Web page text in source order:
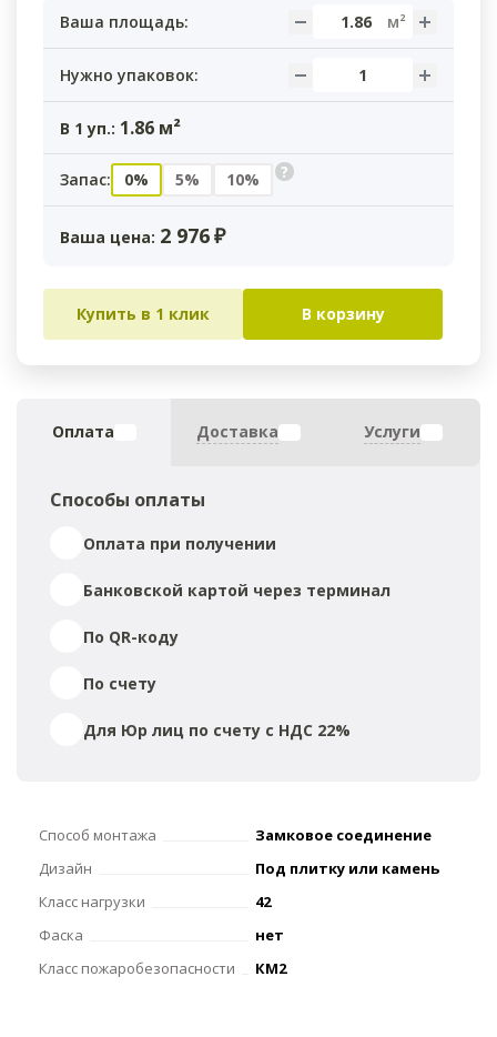
Ваша площадь:
Нужно упаковок:
В 1 уп.: 1.86 м²
Запас: 0% 5% 10% ?
Ваша цена: 2 976₽
Купить в 1 клик В корзину
Способ монтажа
Замковое соединение
Дизайн
Под плитку или камень
Класс нагрузки
42
Фаска
нет
Класс пожаробезопасности
КМ2
Оплата Доставка Услуги
Способы оплаты
Оплата при получении
Банковской картой через терминал
По QR-коду
По счету
Для Юр лиц по счету с НДС 22%